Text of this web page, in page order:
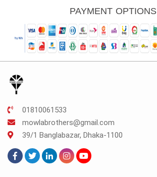
TK.800.TK.600.
PAYMENT OPTIONS
01810061533
mowlabrothers@gmail.com
39/1 Banglabazar, Dhaka-1100